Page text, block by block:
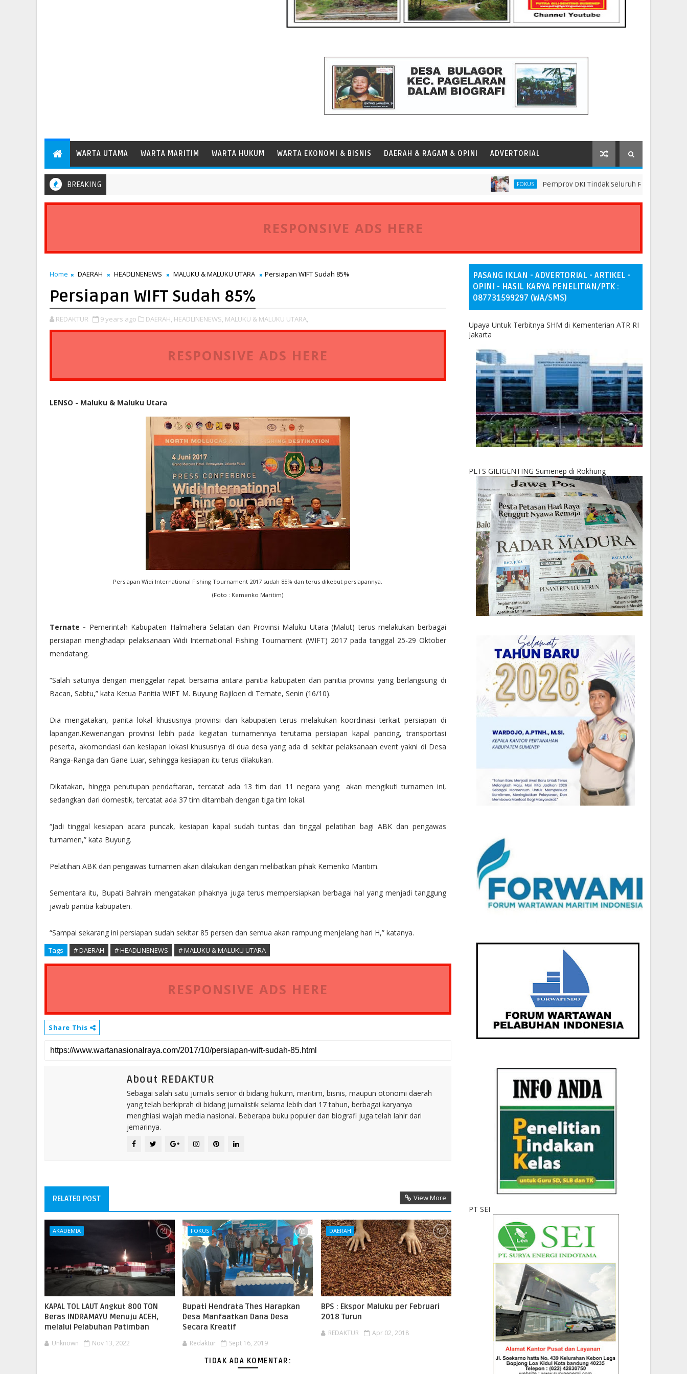
WARTA UTAMA WARTA MARITIM WARTA HUKUM WARTA EKONOMI & BISNIS DAERAH & RAGAM & OPINI ADVERTORIAL
BREAKING FOKUS Pemprov DKI Tindak Seluruh Rantai Praktik
Patimban Perdana Layani Kapal Peti Kemas Besar Kelas Panamax
RESPONSIVE ADS HERE
Home DAERAH HEADLINENEWS MALUKU & MALUKU UTARA Persiapan WIFT Sudah 85%
Persiapan WIFT Sudah 85%
REDAKTUR 9 years ago DAERAH, HEADLINENEWS, MALUKU & MALUKU UTARA,
RESPONSIVE ADS HERE
LENSO - Maluku & Maluku Utara
Persiapan Widi International Fishing Tournament 2017 sudah 85% dan terus dikebut persiapannya.
(Foto : Kemenko Maritim)
Ternate - Pemerintah Kabupaten Halmahera Selatan dan Provinsi Maluku Utara (Malut) terus melakukan berbagai
persiapan menghadapi pelaksanaan Widi International Fishing Tournament (WIFT) 2017 pada tanggal 25-29 Oktober
mendatang.
“Salah satunya dengan menggelar rapat bersama antara panitia kabupaten dan panitia provinsi yang berlangsung di
Bacan, Sabtu,” kata Ketua Panitia WIFT M. Buyung Rajiloen di Ternate, Senin (16/10).
Dia mengatakan, panita lokal khususnya provinsi dan kabupaten terus melakukan koordinasi terkait persiapan di
lapangan.Kewenangan provinsi lebih pada kegiatan turnamennya terutama persiapan kapal pancing, transportasi
peserta, akomondasi dan kesiapan lokasi khususnya di dua desa yang ada di sekitar pelaksanaan event yakni di Desa
Ranga-Ranga dan Gane Luar, sehingga kesiapan itu terus dilakukan.
Dikatakan, hingga penutupan pendaftaran, tercatat ada 13 tim dari 11 negara yang akan mengikuti turnamen ini,
sedangkan dari domestik, tercatat ada 37 tim ditambah dengan tiga tim lokal.
“Jadi tinggal kesiapan acara puncak, kesiapan kapal sudah tuntas dan tinggal pelatihan bagi ABK dan pengawas
turnamen,” kata Buyung.
Pelatihan ABK dan pengawas turnamen akan dilakukan dengan melibatkan pihak Kemenko Maritim.
Sementara itu, Bupati Bahrain mengatakan pihaknya juga terus mempersiapkan berbagai hal yang menjadi tanggung
jawab panitia kabupaten.
“Sampai sekarang ini persiapan sudah sekitar 85 persen dan semua akan rampung menjelang hari H,” katanya.
Tags # DAERAH # HEADLINENEWS # MALUKU & MALUKU UTARA
RESPONSIVE ADS HERE
Share This
About REDAKTUR
Sebagai salah satu jurnalis senior di bidang hukum, maritim, bisnis, maupun otonomi daerah
yang telah berkiprah di bidang jurnalistik selama lebih dari 17 tahun, berbagai karyanya
menghiasi wajah media nasional. Beberapa buku populer dan biografi juga telah lahir dari
jemarinya.
RELATED POST View More
AKADEMIA
KAPAL TOL LAUT Angkut 800 TON
Beras INDRAMAYU Menuju ACEH,
melalui Pelabuhan Patimban
Unknown Nov 13, 2022
FOKUS
Bupati Hendrata Thes Harapkan
Desa Manfaatkan Dana Desa
Secara Kreatif
Redaktur Sept 16, 2019
DAERAH
BPS : Ekspor Maluku per Februari
2018 Turun
REDAKTUR Apr 02, 2018
TIDAK ADA KOMENTAR:
PASANG IKLAN - ADVERTORIAL - ARTIKEL -
OPINI - HASIL KARYA PENELITIAN/PTK :
087731599297 (WA/SMS)
Upaya Untuk Terbitnya SHM di Kementerian ATR RI
Jakarta
PLTS GILIGENTING Sumenep di Rokhung
PT SEI